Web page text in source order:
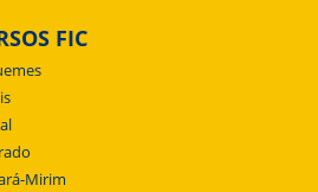
FIC
Mirim